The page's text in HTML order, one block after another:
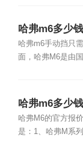
哈弗m6多少
哈弗m6手动挡只
面，哈弗M6是由
哈弗m6多少
哈弗M6的官方报
是：1、哈弗M系